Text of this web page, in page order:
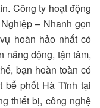
Công ty hoạt động
– Nhanh gọn
hoàn hảo nhất có
năng động, tận tâm,
bạn hoàn toàn có
bể phốt Hà Tĩnh tại
thiết bị, công nghệ